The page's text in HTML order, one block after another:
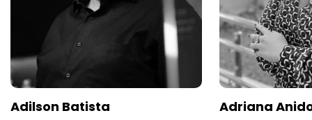
Adilson Batista Adriana